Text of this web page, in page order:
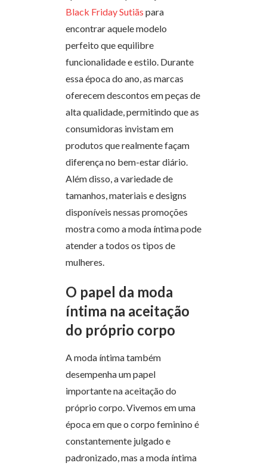
Black Friday Sutiãs para
encontrar aquele modelo
perfeito que equilibre
funcionalidade e estilo. Durante
essa época do ano, as marcas
oferecem descontos em peças de
alta qualidade, permitindo que as
consumidoras invistam em
produtos que realmente façam
diferença no bem-estar diário.
Além disso, a variedade de
tamanhos, materiais e designs
disponíveis nessas promoções
mostra como a moda íntima pode
atender a todos os tipos de
mulheres.
O papel da moda
íntima na aceitação
do próprio corpo
A moda íntima também
desempenha um papel
importante na aceitação do
próprio corpo. Vivemos em uma
época em que o corpo feminino é
constantemente julgado e
padronizado, mas a moda íntima